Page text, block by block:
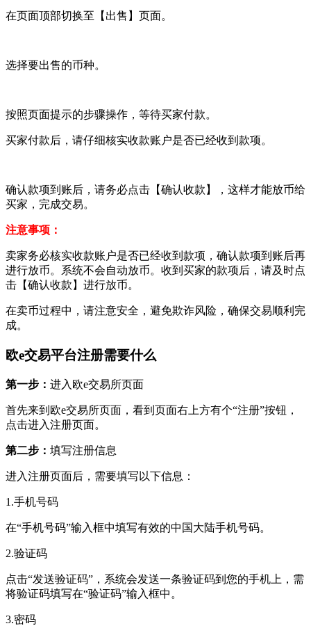
在页面顶部切换至【出售】页面。
选择要出售的币种。
按照页面提示的步骤操作，等待买家付款。
买家付款后，请仔细核实收款账户是否已经收到款项。
确认款项到账后，请务必点击【确认收款】，这样才能放币给
买家，完成交易。
注意事项：
卖家务必核实收款账户是否已经收到款项，确认款项到账后再
进行放币。系统不会自动放币。收到买家的款项后，请及时点
击【确认收款】进行放币。
在卖币过程中，请注意安全，避免欺诈风险，确保交易顺利完
成。
欧e交易平台注册需要什么
第一步： 进入欧e交易所页面
首先来到欧e交易所页面，看到页面右上方有个“注册”按钮，
点击进入注册页面。
第二步： 填写注册信息
进入注册页面后，需要填写以下信息：
1.手机号码
在“手机号码”输入框中填写有效的中国大陆手机号码。
2.验证码
点击“发送验证码”，系统会发送一条验证码到您的手机上，需
将验证码填写在“验证码”输入框中。
3.密码